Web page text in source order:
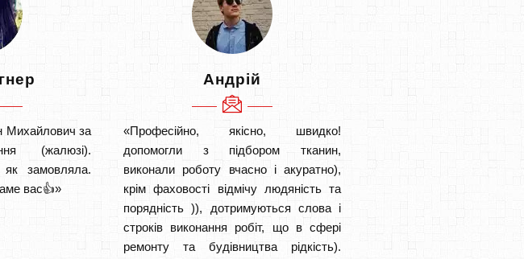
Михайлович за
(жалюзі).
замовляла.
вас👍»
Андрій
«Професійно, якісно, швидко!
допомогли з підбором тканин,
виконали роботу вчасно і акуратно),
крім фаховості відмічу людяність та
порядність )), дотримуються слова і
строків виконання робіт, що в сфері
ремонту та будівництва рідкість).